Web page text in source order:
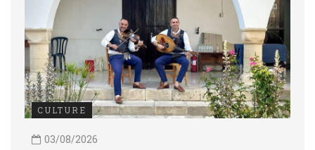
CULTURE
03/08/2026